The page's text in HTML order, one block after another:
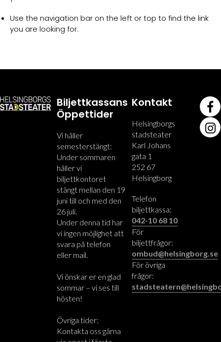
Use the navigation bar on the left or top to find the link
you are looking for.
Biljettkassans
Öppettider
Vi håller
semesterstängt:
Under sommaren
håller vi
biljettkontoret
stängt mellan den 19
juni till och med den
26 juli.
Under denna tid har
vi ingen möjlighet att
svara på telefon
eller mail.
Vi önskar er en glad
sommar – vi ses till
hösten!
Övriga tider:
Kontakta oss gärna
Kontakt
Helsingborgs
stadsteater
Karl Johans
gata 1
252 67
Helsingborg
Telefon
biljettkassa:
042-10 68 10
För
biljettfrågor:
ombud@helsingborg.se
För övriga
frågor: